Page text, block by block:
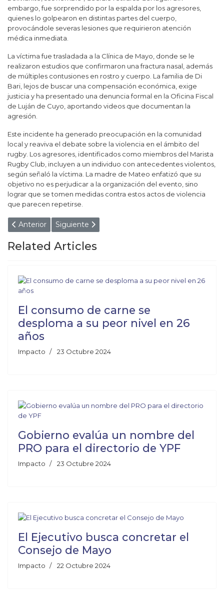
embargo, fue sorprendido por la espalda por los agresores,
quienes lo golpearon en distintas partes del cuerpo,
provocándole severas lesiones que requirieron atención
médica inmediata.
La víctima fue trasladada a la Clínica de Mayo, donde se le
realizaron estudios que confirmaron una fractura nasal, además
de múltiples contusiones en rostro y cuerpo. La familia de Di
Bari, lejos de buscar una compensación económica, exige
justicia y ha presentado una denuncia formal en la Oficina Fiscal
de Luján de Cuyo, aportando videos que documentan la
agresión.
Este incidente ha generado preocupación en la comunidad
local y reaviva el debate sobre la violencia en el ámbito del
rugby. Los agresores, identificados como miembros del Marista
Rugby Club, incluyen a un individuo con antecedentes violentos,
según señaló la víctima. La madre de Mateo enfatizó que su
objetivo no es perjudicar a la organización del evento, sino
lograr que se tomen medidas contra estos actos de violencia
que parecen repetirse.
Artículo anterior: Encerraron al bebé en la camioneta para
Anterior Artículo siguiente: El imbécil de Kicillof tenía un
Siguiente
Related Articles
El consumo de carne se
desploma a su peor nivel en 26
años
Impacto 23 Octubre 2024
Gobierno evalúa un nombre del
PRO para el directorio de YPF
Impacto 23 Octubre 2024
El Ejecutivo busca concretar el
Consejo de Mayo
Impacto 22 Octubre 2024